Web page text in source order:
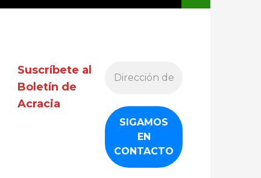
Suscríbete al
Boletín de
Acracia